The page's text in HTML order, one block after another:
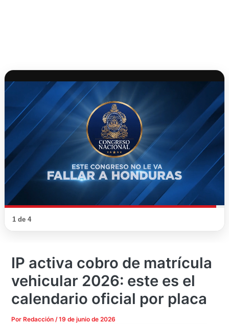
1 de 4
IP activa cobro de matrícula
vehicular 2026: este es el
calendario oficial por placa
Por Redacción/19 de junio de 2026